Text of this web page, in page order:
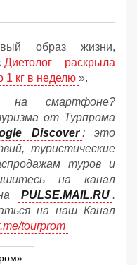
образ жизни,
Диетолог раскрыла
1 кг в неделю ».
смартфоне?
от Турпрома
Discover : это
туристические
туров и
на канал
PULSE.MAIL.RU .
на наш Канал
tourprom